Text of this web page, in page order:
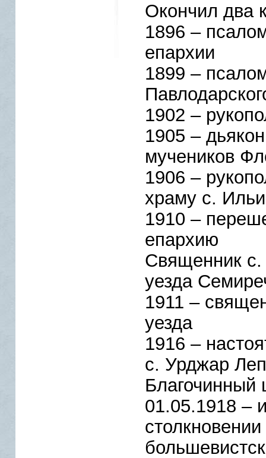
Окончил два
1896 –
епархии
1899 –
1902 –
1905 –
мучеников
1906 –
храму с.
1910 –
епархию
Священник с.
уезда
1911 –
уезда
1916 –
с. Урджар
Благочинный
01.05.1918 –